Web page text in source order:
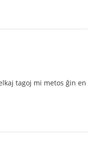
tagoj mi metos ĝin en